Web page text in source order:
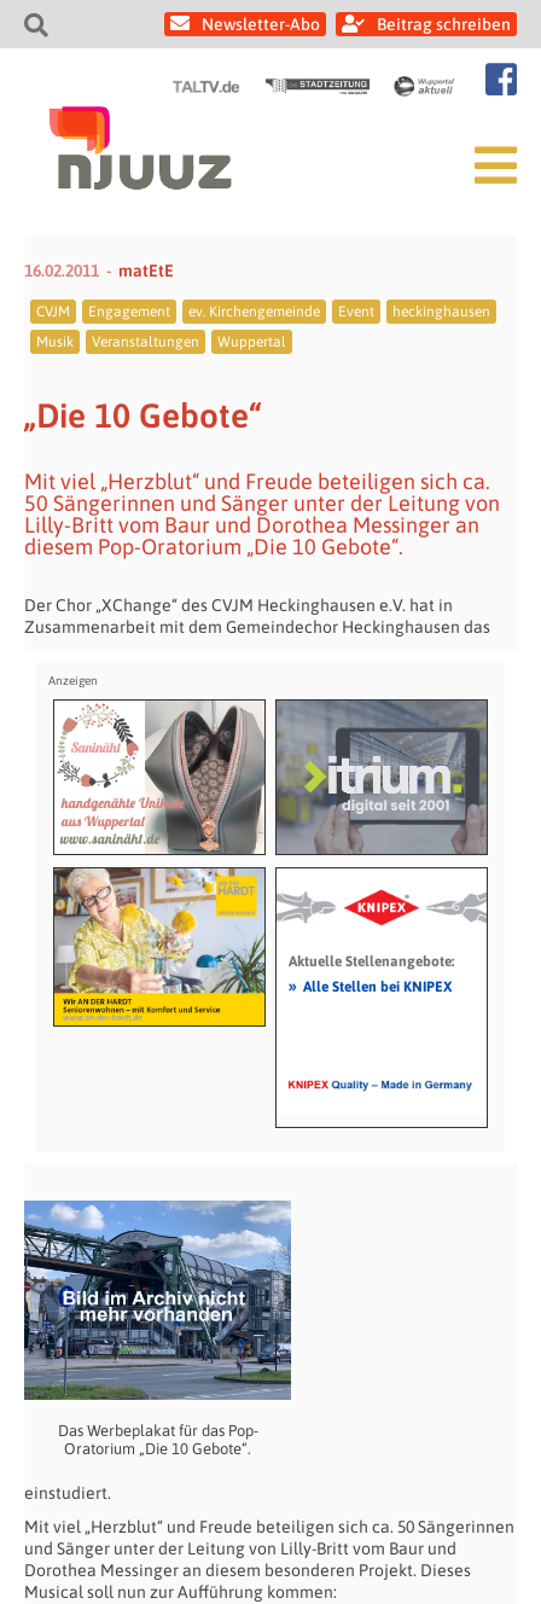
Newsletter-Abo Beitrag schreiben
16.02.2011 matEtE
CVJM Engagement ev. Kirchengemeinde Event
heckinghausen
Musik
Veranstaltungen Wuppertal
„Die 10 Gebote“
Mit viel „Herzblut“ und Freude beteiligen sich ca.
50 Sängerinnen und Sänger unter der Leitung von
Lilly-Britt vom Baur und Dorothea Messinger an
diesem Pop-Oratorium „Die 10 Gebote“.
Der Chor „XChange“ des CVJM Heckinghausen e.V. hat in
Zusammenarbeit mit dem Gemeindechor Heckinghausen das
Aktuelle Stellenangebote:
» Alle Stellen bei KNIPEX
Das Werbeplakat für das Pop-
Oratorium „Die 10 Gebote“.
einstudiert.
Mit viel „Herzblut“ und Freude beteiligen sich ca. 50 Sängerinnen
und Sänger unter der Leitung von Lilly-Britt vom Baur und
Dorothea Messinger an diesem besonderen Projekt. Dieses
Musical soll nun zur Aufführung kommen: